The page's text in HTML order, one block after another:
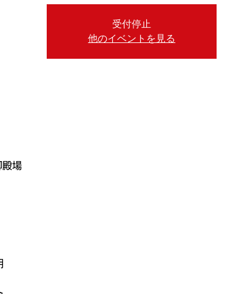
受付停止
他のイベントを見る
殿場